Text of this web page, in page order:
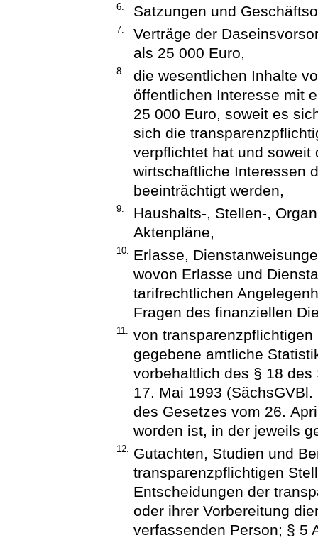
6. Satzungen und
7.
Verträge der
als 25 000 Euro,
8.
die wesentlichen Inhalte
öffentlichen Interesse mit
25 000 Euro, soweit es
sich die
verpflichtet hat und soweit
wirtschaftliche Interessen
beeinträchtigt werden,
9.
Haushalts-, Stellen-,
Aktenpläne,
10. Erlasse,
wovon Erlasse und
tarifrechtlichen
Fragen des finanziellen
11. von
gegebene amtliche
vorbehaltlich des § 18 des
17. Mai 1993
des Gesetzes vom 26.
worden ist, in der jeweils
12. Gutachten, Studien und
transparenzpflichtigen
Entscheidungen der
oder ihrer Vorbereitung
verfassenden Person; § 5